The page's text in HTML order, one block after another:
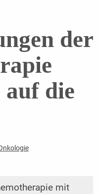
der
die
mit